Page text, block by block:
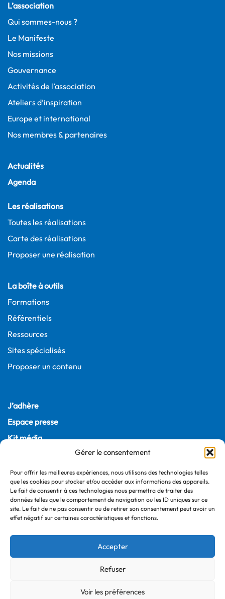
Gérer le consentement
Pour offrir les meilleures expériences, nous utilisons des technologies telles
que les cookies pour stocker et/ou accéder aux informations des appareils.
Le fait de consentir à ces technologies nous permettra de traiter des
données telles que le comportement de navigation ou les ID uniques sur ce
site. Le fait de ne pas consentir ou de retirer son consentement peut avoir un
effet négatif sur certaines caractéristiques et fonctions.
Accepter
Refuser
Voir les préférences
L’association
Qui sommes-nous ?
Le Manifeste
Nos missions
Gouvernance
Activités de l’association
Ateliers d’inspiration
Europe et international
Nos membres & partenaires
Actualités
Agenda
Les réalisations
Toutes les réalisations
Carte des réalisations
Proposer une réalisation
La boîte à outils
Formations
Référentiels
Ressources
Sites spécialisés
Proposer un contenu
J’adhère
Espace presse
Kit média
Contact
22, rue Joubert
75009 Paris – France
+33 (0)1 55 04 05 03